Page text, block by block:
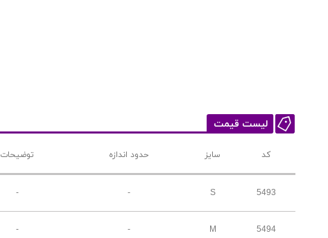
لیست قیمت
کد سایز حدود اندازه توضیحات
5493
S
-
-
5494
M
-
-